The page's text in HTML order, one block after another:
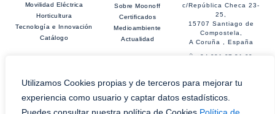
Utilizamos Cookies propias y de terceros para mejorar tu
experiencia como usuario y captar datos estadísticos.
Puedes consultar nuestra política de Cookies Política de
Movilidad Eléctrica
Horticultura
Tecnología e Innovación
Catálogo
Sobre Moonoff
Certificados
Medioambiente
Actualidad
c/República Checa 23-
25,
15707 Santiago de
Compostela,
A Coruña , España
+34 981 07 21 00
LinkedIn